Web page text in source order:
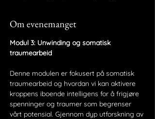
Om evenemanget
Modul 3: Unwinding og somatisk
traumearbeid
Denne modulen er fokusert på somatisk
traumearbeid og hvordan vi kan aktivere
kroppens iboende intelligens for å frigjøre
spenninger og traumer som begrenser
vårt potensial. Gjennom dyp utforskning av